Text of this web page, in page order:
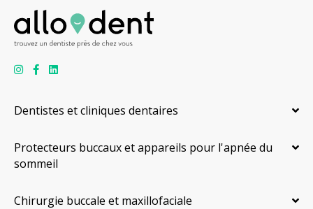
Dentistes et cliniques dentaires
Protecteurs buccaux et appareils pour l'apnée du
sommeil
Chirurgie buccale et maxillofaciale